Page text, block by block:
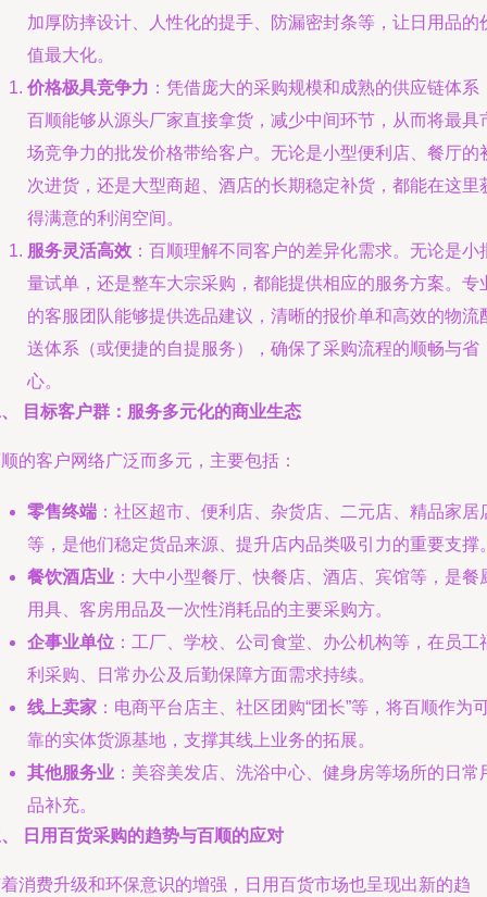
加厚防摔设计、人性化的提手、防漏密封条等，让日用品的
值最大化。
价格极具竞争力 ：凭借庞大的采购规模和成熟的供应链体系
百顺能够从源头厂家直接拿货，减少中间环节，从而将最具
场竞争力的批发价格带给客户。无论是小型便利店、餐厅的
次进货，还是大型商超、酒店的长期稳定补货，都能在这里
得满意的利润空间。
服务灵活高效 ：百顺理解不同客户的差异化需求。无论是小
量试单，还是整车大宗采购，都能提供相应的服务方案。专
的客服团队能够提供选品建议，清晰的报价单和高效的物流
送体系（或便捷的自提服务），确保了采购流程的顺畅与省
心。
目标客户群：服务多元化的商业生态
的客户网络广泛而多元，主要包括：
零售终端 ：社区超市、便利店、杂货店、二元店、精品家居
等，是他们稳定货品来源、提升店内品类吸引力的重要支撑
餐饮酒店业 ：大中小型餐厅、快餐店、酒店、宾馆等，是餐
用具、客房用品及一次性消耗品的主要采购方。
企事业单位 ：工厂、学校、公司食堂、办公机构等，在员工
利采购、日常办公及后勤保障方面需求持续。
线上卖家 ：电商平台店主、社区团购“团长”等，将百顺作为
靠的实体货源基地，支撑其线上业务的拓展。
其他服务业 ：美容美发店、洗浴中心、健身房等场所的日常
品补充。
日用百货采购的趋势与百顺的应对
消费升级和环保意识的增强，日用百货市场也呈现出新的趋